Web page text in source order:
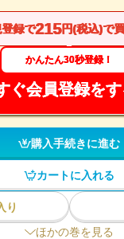
録で215円(税込)で
かんたん30秒登録！
ぐ会員登録をす
購入手続きに進む
カートに入れる
り
ほかの巻を見る